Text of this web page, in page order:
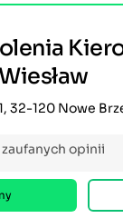
zaufanych opinii
32-120 Nowe